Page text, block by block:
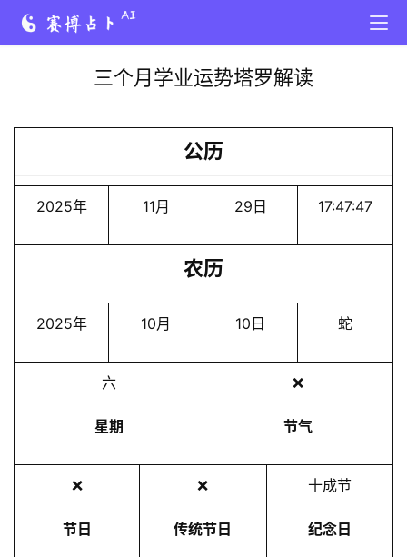
三个月学业运势塔罗解读
公历
2025年 11月 29日 17:47:47
农历
2025年 10月 10日 蛇
六
星期
❌
节气
❌
节日
❌
传统节日
十成节
纪念日